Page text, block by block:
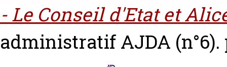
- Le Conseil d'Etat et
administratif AJDA (n°6).